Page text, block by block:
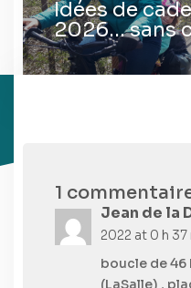
Idées de
2026… sans
1
Jean de la
2022 at 0 h 37
boucle de 46